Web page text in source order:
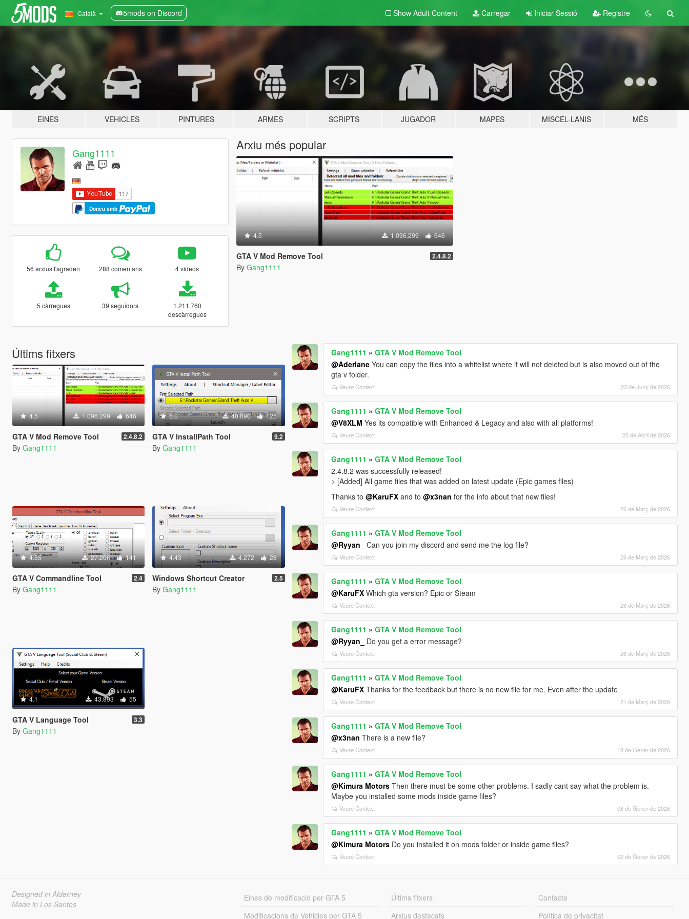
Català 5mods on Discord Show Adult Content Carregar Iniciar Sessió Registre
EINES VEHICLES PINTURES ARMES SCRIPTS JUGADOR MAPES MISCEL·LANIS MÉS
Gang1111
Doneu amb
56 arxius t'agraden 288 comentaris 4 vídeos
5 càrregues 39 seguidors
1.211.760
descàrregues
Arxiu més popular
4.5 1.096.299 646
GTA V Mod Remove Tool 2.4.8.2
By Gang1111
Últims fitxers
4.5 1.096.299 646
GTA V Mod Remove Tool 2.4.8.2
By Gang1111
5.0 40.090 125
GTA V InstallPath Tool 9.2
By Gang1111
4.55 27.206 141
GTA V Commandline Tool 2.4
By Gang1111
4.43 4.272 28
Windows Shortcut Creator 2.5
By Gang1111
4.1 43.893 55
GTA V Language Tool 3.3
By Gang1111
Gang1111 »GTA V Mod Remove Tool
@Aderlane You can copy the files into a whitelist where it will not deleted but is also moved out of the
gta v folder.
Veure Context 23 de Juny de 2026
Gang1111 »GTA V Mod Remove Tool
@V8XLM Yes its compatible with Enhanced & Legacy and also with all platforms!
Veure Context 20 de Abril de 2026
Gang1111 »GTA V Mod Remove Tool
2.4.8.2 was successfully released!
> [Added] All game files that was added on latest update (Epic games files)
Thanks to@KaruFX and to@x3nan for the info about that new files!
Veure Context 26 de Març de 2026
Gang1111 »GTA V Mod Remove Tool
@Ryyan_
Can you join my discord and send me the log file?
Veure Context 26 de Març de 2026
Gang1111 »GTA V Mod Remove Tool
@KaruFX Which gta version? Epic or Steam
Veure Context 26 de Març de 2026
Gang1111 »GTA V Mod Remove Tool
@Ryyan_
Do you get a error message?
Veure Context 26 de Març de 2026
Gang1111 »GTA V Mod Remove Tool
@KaruFX Thanks for the feedback but there is no new file for me. Even after the update
Veure Context 21 de Març de 2026
Gang1111 »GTA V Mod Remove Tool
@x3nan There is a new file?
Veure Context 18 de Gener de 2026
Gang1111 »GTA V Mod Remove Tool
@Kimura Motors Then there must be some other problems. I sadly cant say what the problem is.
Maybe you installed some mods inside game files?
Veure Context 08 de Gener de 2026
Gang1111 »GTA V Mod Remove Tool
@Kimura Motors Do you installed it on mods folder or inside game files?
Veure Context 02 de Gener de 2026
Designed in Alderney
Made in Los Santos
Eines de modificació per GTA 5
Modificacions de Vehicles per GTA 5
Últims fitxers
Arxius destacats
Contacte
Política de privacitat